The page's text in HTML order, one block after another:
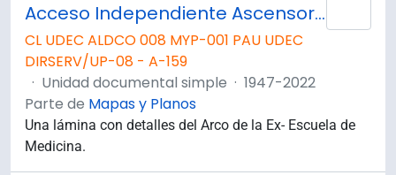
Acceso Independiente Ascensor 3° Piso. Planta.
CL UDEC ALDCO 008 MYP-001 PAU UDEC
DIRSERV/UP-08 - A-159
· Unidad documental simple · 1947-2022
Parte de Mapas y Planos
Una lámina con detalles del Arco de la Ex- Escuela de
Medicina.